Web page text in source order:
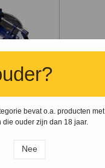
bevat o.a. producten met
ouder zijn dan 18 jaar.
Nee
2-raams